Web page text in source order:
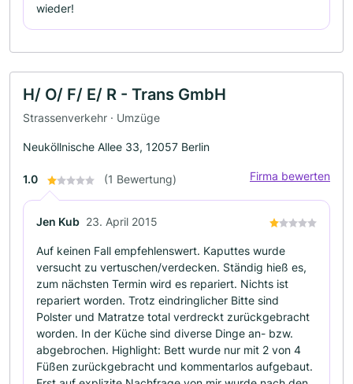
wieder!
H/ O/ F/ E/ R - Trans GmbH
Strassenverkehr · Umzüge
Neuköllnische Allee 33, 12057 Berlin
1.0 (1 Bewertung) Firma bewerten
Jen Kub 23. April 2015
Auf keinen Fall empfehlenswert. Kaputtes wurde
versucht zu vertuschen/verdecken. Ständig hieß es,
zum nächsten Termin wird es repariert. Nichts ist
repariert worden. Trotz eindringlicher Bitte sind
Polster und Matratze total verdreckt zurückgebracht
worden. In der Küche sind diverse Dinge an- bzw.
abgebrochen. Highlight: Bett wurde nur mit 2 von 4
Füßen zurückgebracht und kommentarlos aufgebaut.